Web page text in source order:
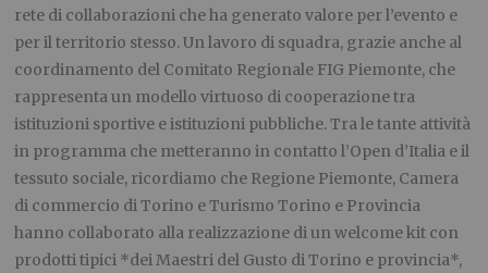
rete di collaborazioni che ha generato valore per l’evento e
per il territorio stesso. Un lavoro di squadra, grazie anche al
coordinamento del Comitato Regionale FIG Piemonte, che
rappresenta un modello virtuoso di cooperazione tra
istituzioni sportive e istituzioni pubbliche. Tra le tante attività
in programma che metteranno in contatto l’Open d’Italia e il
tessuto sociale, ricordiamo che Regione Piemonte, Camera
di commercio di Torino e Turismo Torino e Provincia
hanno collaborato alla realizzazione di un welcome kit con
prodotti tipici *dei Maestri del Gusto di Torino e provincia*,